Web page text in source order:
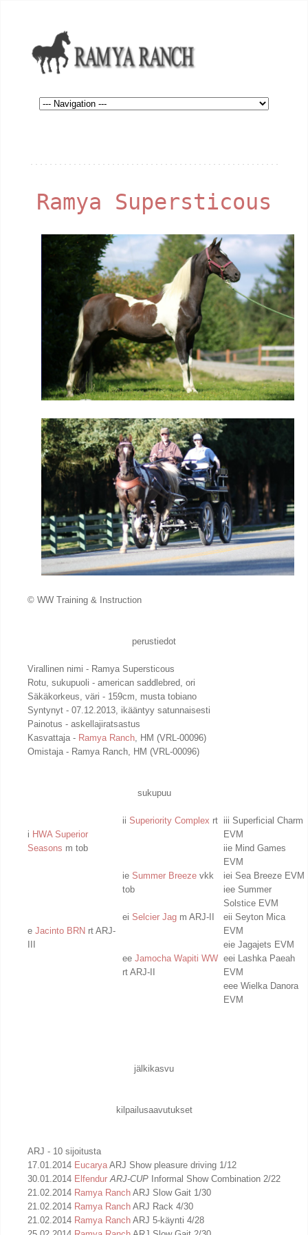
Ramya Supersticous
© WW Training & Instruction
perustiedot
Virallinen nimi - Ramya Supersticous
Rotu, sukupuoli - american saddlebred, ori
Säkäkorkeus, väri - 159cm, musta tobiano
Syntynyt - 07.12.2013, ikääntyy satunnaisesti
Painotus - askellajiratsastus
Kasvattaja - Ramya Ranch , HM (VRL-00096)
Omistaja - Ramya Ranch, HM (VRL-00096)
sukupuu
i HWA Superior
Seasons m tob
ii Superiority Complex rt iii Superficial Charm
EVM
iie Mind Games
EVM
ie Summer Breeze vkk
tob
iei Sea Breeze EVM
iee Summer
Solstice EVM
e Jacinto BRN rt ARJ-
III
ei Selcier Jag m ARJ-II
eii Seyton Mica
EVM
eie Jagajets EVM
ee Jamocha Wapiti WW
rt ARJ-II
eei Lashka Paeah
EVM
eee Wielka Danora
EVM
jälkikasvu
kilpailusaavutukset
ARJ - 10 sijoitusta
17.01.2014 Eucarya ARJ Show pleasure driving 1/12
30.01.2014 Elfendur ARJ-CUP Informal Show Combination 2/22
21.02.2014 Ramya Ranch ARJ Slow Gait 1/30
21.02.2014 Ramya Ranch ARJ Rack 4/30
21.02.2014 Ramya Ranch ARJ 5-käynti 4/28